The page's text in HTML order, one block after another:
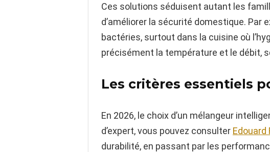
Ces solutions séduisent autant les
d’améliorer la sécurité domestique. Par
bactéries, surtout dans la cuisine où
précisément la température et le débit,
Les critères essentiels
En 2026, le choix d’un mélangeur
d’expert, vous pouvez consulter Edouard
durabilité, en passant par les